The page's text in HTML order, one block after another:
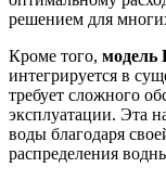
решением для
Кроме того, модель
интегрируется в
требует сложного
эксплуатации. Эта
воды благодаря
распределения